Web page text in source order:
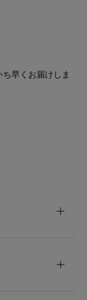
早くお届けしま